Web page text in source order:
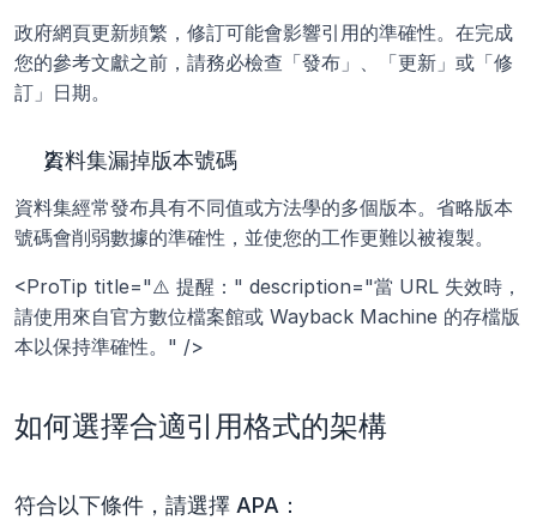
政府網頁更新頻繁，修訂可能會影響引用的準確性。在完成
您的參考文獻之前，請務必檢查「發布」、「更新」或「修
訂」日期。
資料集漏掉版本號碼
資料集經常發布具有不同值或方法學的多個版本。省略版本
號碼會削弱數據的準確性，並使您的工作更難以被複製。
<ProTip title="⚠️ 提醒：" description="當 URL 失效時，
請使用來自官方數位檔案館或 Wayback Machine 的存檔版
本以保持準確性。" />
如何選擇合適引用格式的架構
符合以下條件，請選擇 APA：